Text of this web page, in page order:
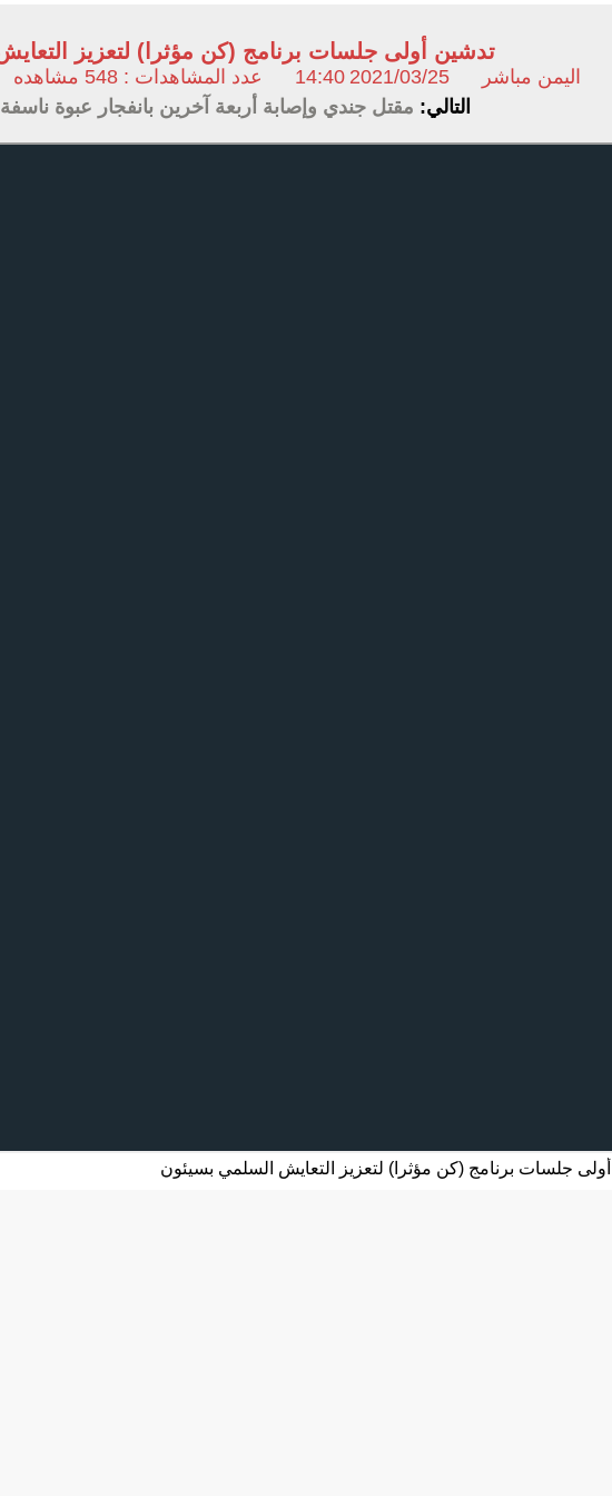
تدشين أولى جلسات برنامج (كن مؤثرا) لتعزيز
اليمن مباشر 2021/03/25
14:40 عدد المشاهدات : 548 مشاهده
التالي: مقتل جندي وإصابة أربعة آخرين بانفجار عبوة